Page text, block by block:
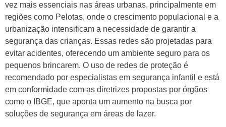
vez mais essenciais nas áreas urbanas, principalmente em
regiões como Pelotas, onde o crescimento populacional e a
urbanização intensificam a necessidade de garantir a
segurança das crianças. Essas redes são projetadas para
evitar acidentes, oferecendo um ambiente seguro para os
pequenos brincarem. O uso de redes de proteção é
recomendado por especialistas em segurança infantil e está
em conformidade com as diretrizes propostas por órgãos
como o IBGE, que aponta um aumento na busca por
soluções de segurança em áreas de lazer.